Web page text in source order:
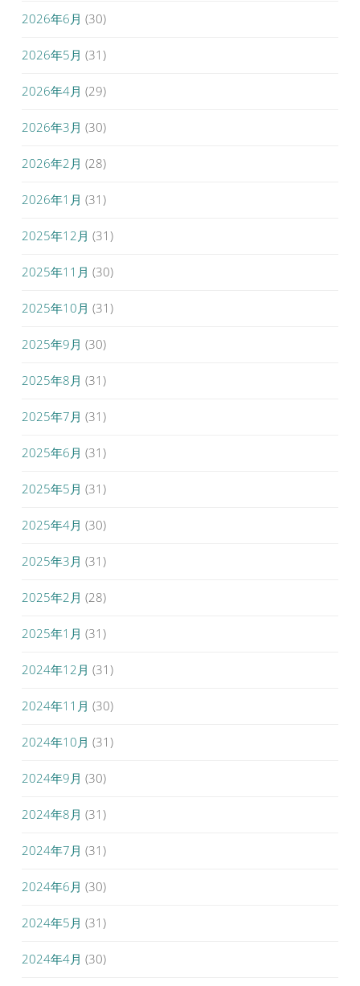
2026年6月 (30)
2026年5月 (31)
2026年4月 (29)
2026年3月 (30)
2026年2月 (28)
2026年1月 (31)
2025年12月 (31)
2025年11月 (30)
2025年10月 (31)
2025年9月 (30)
2025年8月 (31)
2025年7月 (31)
2025年6月 (31)
2025年5月 (31)
2025年4月 (30)
2025年3月 (31)
2025年2月 (28)
2025年1月 (31)
2024年12月 (31)
2024年11月 (30)
2024年10月 (31)
2024年9月 (30)
2024年8月 (31)
2024年7月 (31)
2024年6月 (30)
2024年5月 (31)
2024年4月 (30)